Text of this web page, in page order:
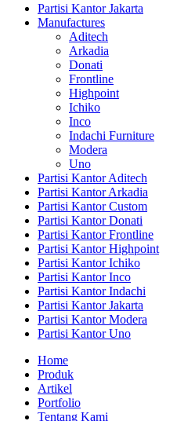
Partisi Kantor Jakarta
Manufactures
Aditech
Arkadia
Donati
Frontline
Highpoint
Ichiko
Inco
Indachi Furniture
Modera
Uno
Partisi Kantor Aditech
Partisi Kantor Arkadia
Partisi Kantor Custom
Partisi Kantor Donati
Partisi Kantor Frontline
Partisi Kantor Highpoint
Partisi Kantor Ichiko
Partisi Kantor Inco
Partisi Kantor Indachi
Partisi Kantor Jakarta
Partisi Kantor Modera
Partisi Kantor Uno
Home
Produk
Artikel
Portfolio
Tentang Kami